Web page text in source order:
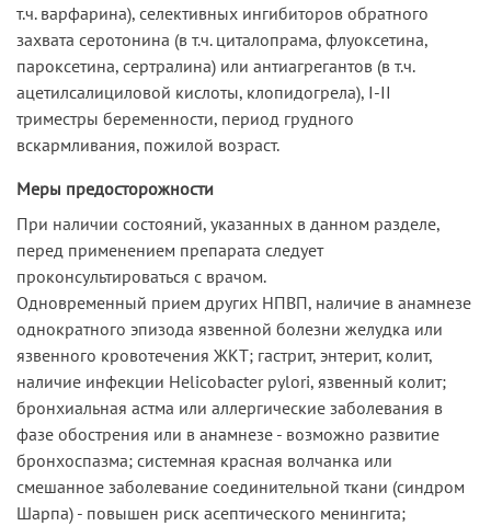
т.ч. варфарина), селективных ингибиторов обратного
захвата серотонина (в т.ч. циталопрама, флуоксетина,
пароксетина, сертралина) или антиагрегантов (в т.ч.
ацетилсалициловой кислоты, клопидогрела), I-II
триместры беременности, период грудного
вскармливания, пожилой возраст.
Меры предосторожности
При наличии состояний, указанных в данном разделе,
перед применением препарата следует
проконсультироваться с врачом.
Одновременный прием других НПВП, наличие в анамнезе
однократного эпизода язвенной болезни желудка или
язвенного кровотечения ЖКТ; гастрит, энтерит, колит,
наличие инфекции Helicobacter pylori, язвенный колит;
бронхиальная астма или аллергические заболевания в
фазе обострения или в анамнезе - возможно развитие
бронхоспазма; системная красная волчанка или
смешанное заболевание соединительной ткани (синдром
Шарпа) - повышен риск асептического менингита;